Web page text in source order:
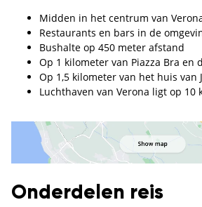
Midden in het centrum van
Restaurants en bars in de
Bushalte op 450 meter afstand
Op 1 kilometer van Piazza Bra en
Op 1,5 kilometer van het huis van
Luchthaven van Verona ligt op 10
Onderdelen reis